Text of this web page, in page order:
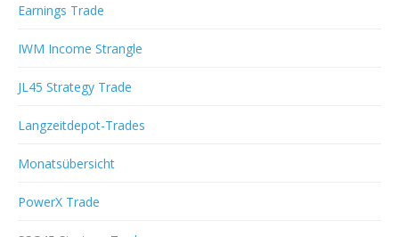
Earnings Trade
IWM Income Strangle
JL45 Strategy Trade
Langzeitdepot-Trades
Monatsübersicht
PowerX Trade